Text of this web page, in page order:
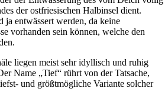
der ostfriesischen Halbinsel dient.
ja entwässert werden, da keine
vorhanden sein können, welche den
liegen meist sehr idyllisch und ruhig
Name „Tief“ rührt von der Tatsache,
und größtmögliche Variante solcher